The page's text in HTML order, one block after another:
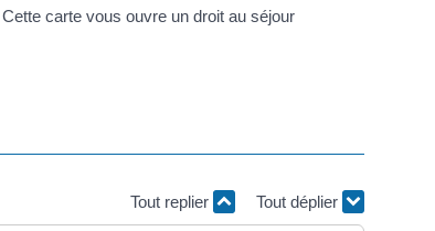
carte vous ouvre un droit au séjour
Tout replier Tout déplier